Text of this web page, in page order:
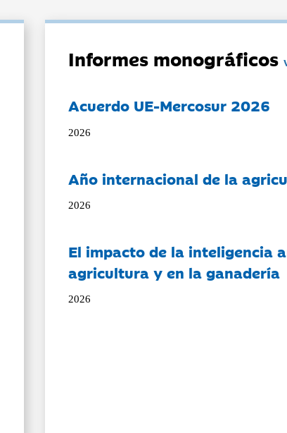
Informes monográficos
Acuerdo UE-Mercosur 2026
2026
Año internacional de la
2026
El impacto de la inteligencia
agricultura y en la ganadería
2026